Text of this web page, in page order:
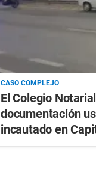
CASO COMPLEJO
El Colegio
documentación
incautado en